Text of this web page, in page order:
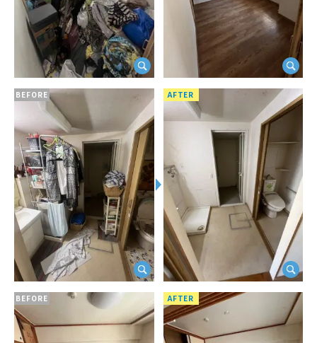
BEFORE AFTER
BEFORE AFTER